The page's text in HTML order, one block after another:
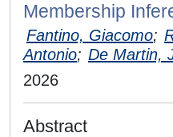
Membership
Fantino, Giacomo;
Antonio; De Martin,
2026
Abstract